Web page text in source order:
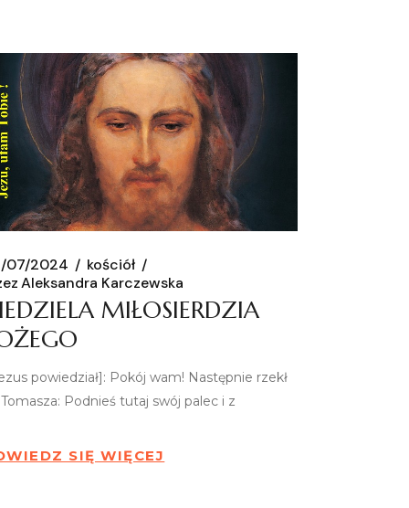
07/2024
kościół
Aleksandra Karczewska
MIŁOSIERDZIA
powiedział]: Pokój wam! Następnie rzekł
Podnieś tutaj swój palec i z
SIĘ WIĘCEJ